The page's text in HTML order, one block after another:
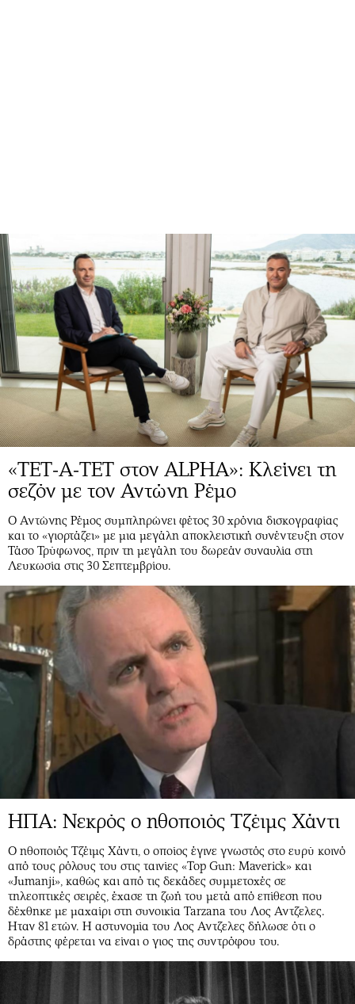
«ΤΕΤ-Α-ΤΕΤ στον ALPHA»: Κλείνει τη
σεζόν με τον Αντώνη Ρέμο
Ο Αντώνης Ρέμος συμπληρώνει φέτος 30 χρόνια δισκογραφίας
και το «γιορτάζει» με μια μεγάλη αποκλειστική συνέντευξη στον
Τάσο Τρύφωνος, πριν τη μεγάλη του δωρεάν συναυλία στη
Λευκωσία στις 30 Σεπτεμβρίου.
ΗΠΑ: Νεκρός ο ηθοποιός Τζέιμς Χάντι
Ο ηθοποιός Τζέιμς Χάντι, ο οποίος έγινε γνωστός στο ευρύ κοινό
από τους ρόλους του στις ταινίες «Top Gun: Maverick» και
«Jumanji», καθώς και από τις δεκάδες συμμετοχές σε
τηλεοπτικές σειρές, έχασε τη ζωή του μετά από επίθεση που
δέχθηκε με μαχαίρι στη συνοικία Tarzana του Λος Αντζελες.
Ηταν 81 ετών. Η αστυνομία του Λος Αντζελες δήλωσε ότι ο
δράστης φέρεται να είναι ο γιος της συντρόφου του.